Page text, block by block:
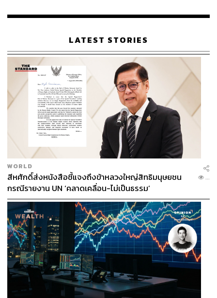
เรือนไทยที่ถูกซุกไว้
LATEST STORIES
WORLD
สีหศักดิ์ส่งหนังสือชี้แจงถึงข้าหลวงใหญ่สิทธิมนุษยชน
กรณีรายงาน UN ‘คลาดเคลื่อน-ไม่เป็นธรรม’
...